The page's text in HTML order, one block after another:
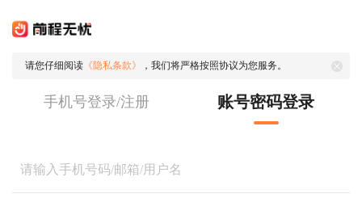
请您仔细阅读 《隐私条款》 ，我们将严格按照协议为您服务。
手机号登录/注册 账号密码登录